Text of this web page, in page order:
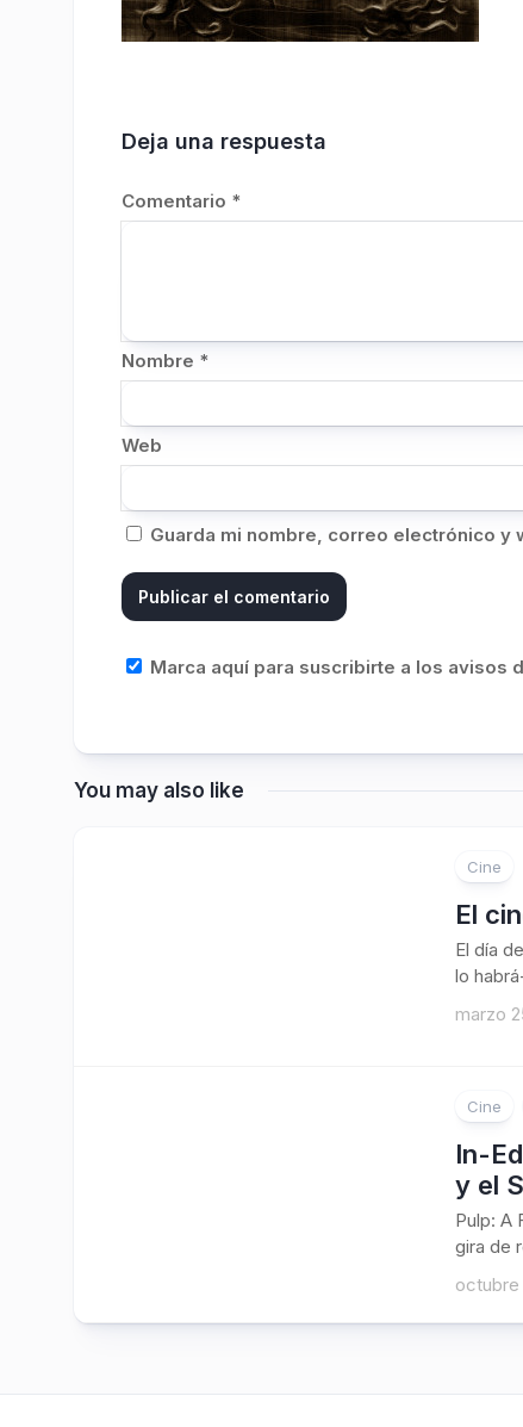
Deja una respuesta
Comentario *
Nombre *
Web
Guarda mi nombre, correo electrónico y
Marca aquí para suscribirte a los avisos
You may also like
Cine
El
El día
lo
marzo
Cine
In-
y el
Pulp: A
gira de
octubre